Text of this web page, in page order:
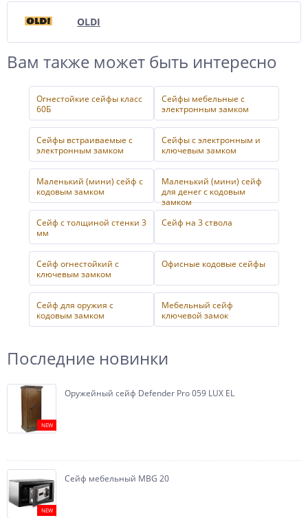
OLDI
Вам также может быть интересно
Огнестойкие сейфы класс
60Б
Сейфы мебельные с
электронным замком
Сейфы встраиваемые с
электронным замком
Сейфы с электронным и
ключевым замком
Маленький (мини) сейф с
кодовым замком
Маленький (мини) сейф
для денег с кодовым
замком
Сейф с толщиной стенки 3
мм
Сейф на 3 ствола
Сейф огнестойкий с
ключевым замком
Офисные кодовые сейфы
Сейф для оружия с
кодовым замком
Мебельный сейф
ключевой замок
Последние новинки
NEW
Оружейный сейф Defender Pro 059 LUX EL
NEW
Сейф мебельный MBG 20